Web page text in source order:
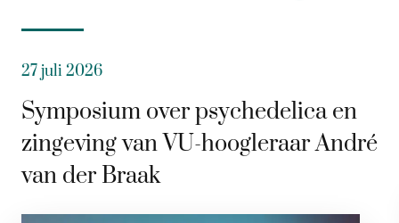
27 juli 2026
Symposium over psychedelica en
zingeving van VU-hoogleraar André
van der Braak